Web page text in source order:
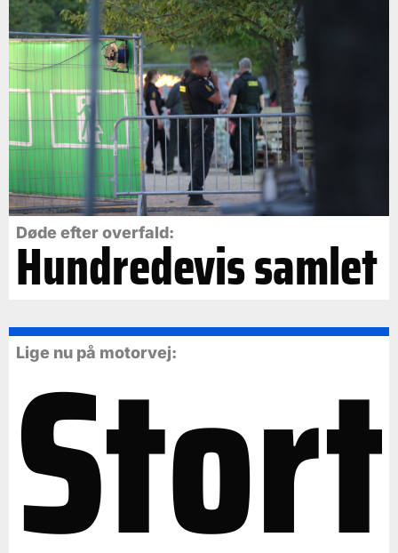
Døde efter overfald:
Hundredevis samlet
Lige nu på motorvej:
Stort